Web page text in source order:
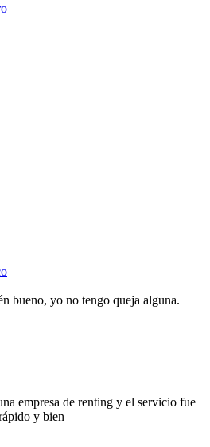
bueno, yo no tengo queja alguna.
empresa de renting y el servicio fue
y bien